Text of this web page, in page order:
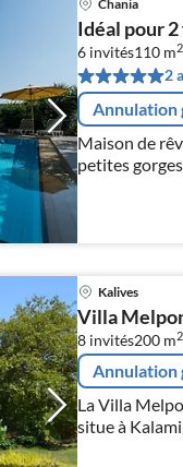
Chania
Idéal pour
6 invités110 m2
2
Annulation
Maison de
petites
est également
Kalives
Villa
8 invités200 m2
Annulation
La Villa
situe à
galets.